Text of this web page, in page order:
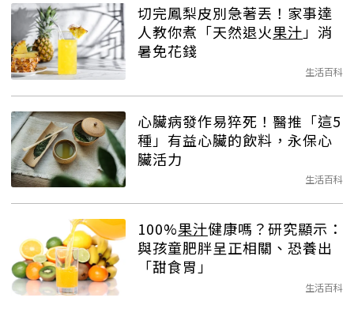
切完鳳梨皮別急著丟！家事達
人教你煮「天然退火果汁 」消
暑免花錢
生活百科
心臟病發作易猝死！醫推「這5
種」有益心臟的飲料，永保心
臟活力
生活百科
100%果汁健康嗎？研究顯示：
與孩童肥胖呈正相關、恐養出
「甜食胃」
生活百科